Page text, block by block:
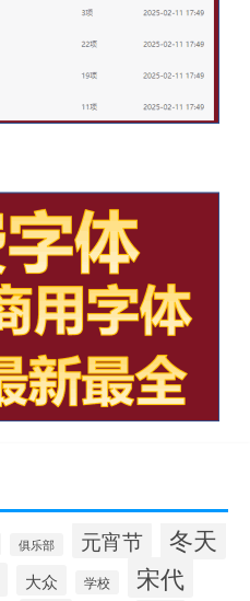
俱乐部 元宵节 冬天
大众 学校 宋代